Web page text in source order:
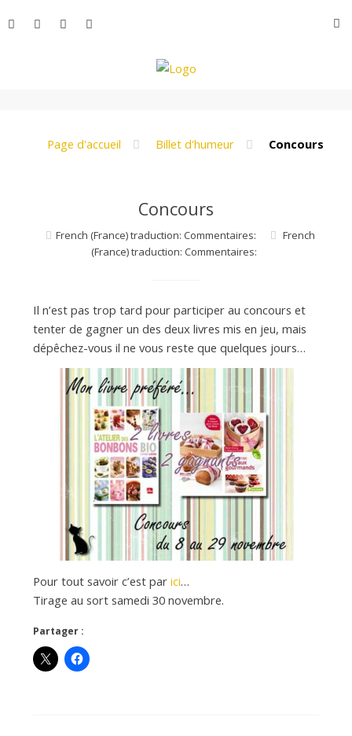
au
Page d'accueil Billet d'humeur Concours
Concours
French (France) traduction: Commentaires:
French
(France) traduction: Commentaires:
Il n’est pas trop tard pour participer au concours et
tenter de gagner un des deux livres mis en jeu, mais
dépêchez-vous il ne vous reste que quelques jours…
Pour tout savoir c’est par ici…
Tirage au sort samedi 30 novembre.
Partager :